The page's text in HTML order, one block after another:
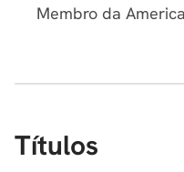
Membro da
Títulos